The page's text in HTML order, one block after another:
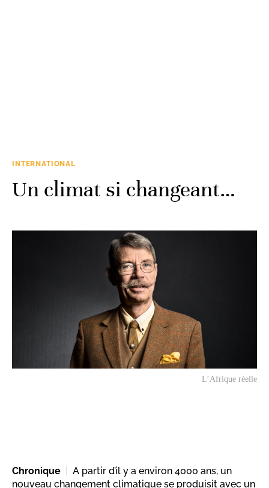
INTERNATIONAL
Un climat si changeant…
L’Afrique réelle
Chronique
A partir d’il y a environ 4000 ans, un
nouveau changement climatique se produisit avec un